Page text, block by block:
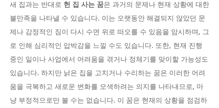
새 집과는 반대로 헌 집 사는 꿈은 과거의 문제나 현재 상황에 대한
불만족을 나타낼 수 있습니다. 이는 오랫동안 해결되지 않았던 문
제나 감정적인 짐이 다시 수면 위로 떠오를 수 있음을 암시하며, 그
로 인해 심리적인 압박감을 느낄 수도 있습니다. 또한, 현재 진행
중인 일이나 사업에서 어려움을 겪거나 정체기를 맞이할 가능성도
있습니다. 하지만 낡은 집을 고치거나 수리하는 꿈은 이러한 어려
움을 극복하고 새로운 변화를 모색하려는 의지를 나타내므로, 마
냥 부정적으로만 볼 수는 없습니다. 이 꿈은 현재의 상황을 점검하